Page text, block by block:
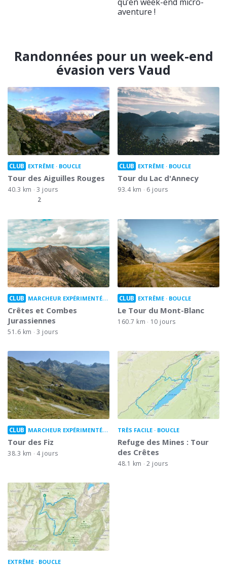
qu’en week-end micro-
aventure !
Randonnées pour un week-end
évasion vers Vaud
CLUB EXTRÊME BOUCLE
Tour des Aiguilles Rouges
40.3 km
3 jours
2
CLUB EXTRÊME BOUCLE
Tour du Lac d'Annecy
93.4 km 6 jours
CLUB MARCHEUR EXPÉRIMENTÉ BOUCLE
Crêtes et Combes
Jurassiennes
51.6 km 3 jours
CLUB EXTRÊME BOUCLE
Le Tour du Mont-Blanc
160.7 km 10 jours
CLUB MARCHEUR EXPÉRIMENTÉ BOUCLE
Tour des Fiz
38.3 km 4 jours
TRÈS FACILE BOUCLE
Refuge des Mines : Tour
des Crêtes
48.1 km 2 jours
EXTRÊME BOUCLE